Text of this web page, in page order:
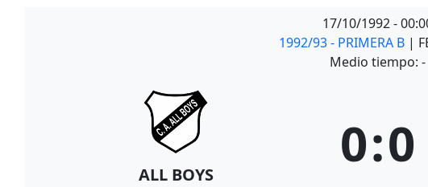
17/10/1992-
1992/93 - PRIMERA B |
Medio tiempo: -
ALL BOYS 0:0